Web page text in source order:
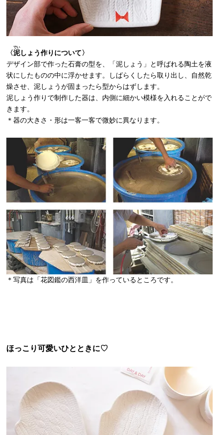
〈泥
でい
しょう作りについて〉
デザイン部で作った石膏の型を、「泥しょう」と呼ばれる陶土を液
状にしたものの中に浮かせます。しばらくしたら取り出し、自然乾
燥させ、泥しょうが固まったら型からはずします。
泥しょう作りで制作した器は、内側に細かい模様を入れることがで
きます。
＊器の大きさ・形は一客一客で微妙に異なります。
＊写真は「花図鑑の西洋皿」を作っているところです。
ほっこり可愛いひとときに♡